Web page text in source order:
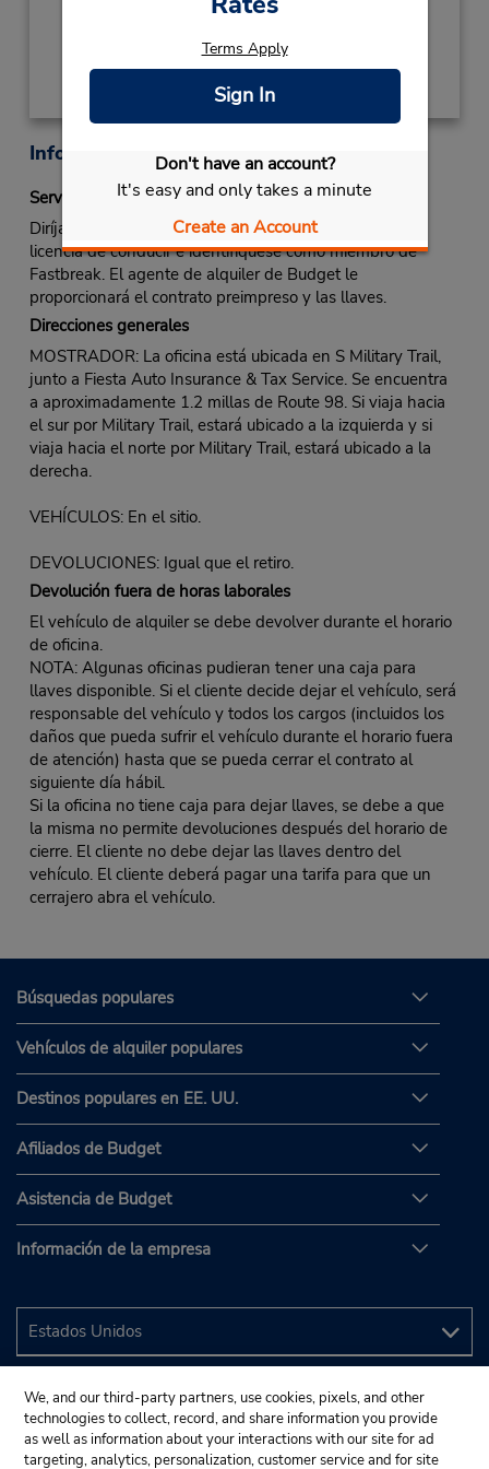
Terms Apply
Sign In
Don't have an account?
It's easy and only takes a minute
Create an Account
Información sobre la oficina
Servicio Fastbreak
Diríjase al mostrador de alquiler de Budget. Muestre su
licencia de conducir e identifíquese como miembro de
Fastbreak. El agente de alquiler de Budget le
proporcionará el contrato preimpreso y las llaves.
Direcciones generales
MOSTRADOR: La oficina está ubicada en S Military Trail,
junto a Fiesta Auto Insurance & Tax Service. Se encuentra
a aproximadamente 1.2 millas de Route 98. Si viaja hacia
el sur por Military Trail, estará ubicado a la izquierda y si
viaja hacia el norte por Military Trail, estará ubicado a la
derecha.
VEHÍCULOS: En el sitio.
DEVOLUCIONES: Igual que el retiro.
Devolución fuera de horas laborales
El vehículo de alquiler se debe devolver durante el horario
de oficina.
NOTA: Algunas oficinas pudieran tener una caja para
llaves disponible. Si el cliente decide dejar el vehículo, será
responsable del vehículo y todos los cargos (incluidos los
daños que pueda sufrir el vehículo durante el horario fuera
de atención) hasta que se pueda cerrar el contrato al
siguiente día hábil.
Si la oficina no tiene caja para dejar llaves, se debe a que
la misma no permite devoluciones después del horario de
cierre. El cliente no debe dejar las llaves dentro del
vehículo. El cliente deberá pagar una tarifa para que un
cerrajero abra el vehículo.
Búsquedas populares
Vehículos de alquiler populares
Destinos populares en EE. UU.
Afiliados de Budget
Asistencia de Budget
Información de la empresa
We, and our third-party partners, use cookies, pixels, and other
technologies to collect, record, and share information you provide
as well as information about your interactions with our site for ad
targeting, analytics, personalization, customer service and for site